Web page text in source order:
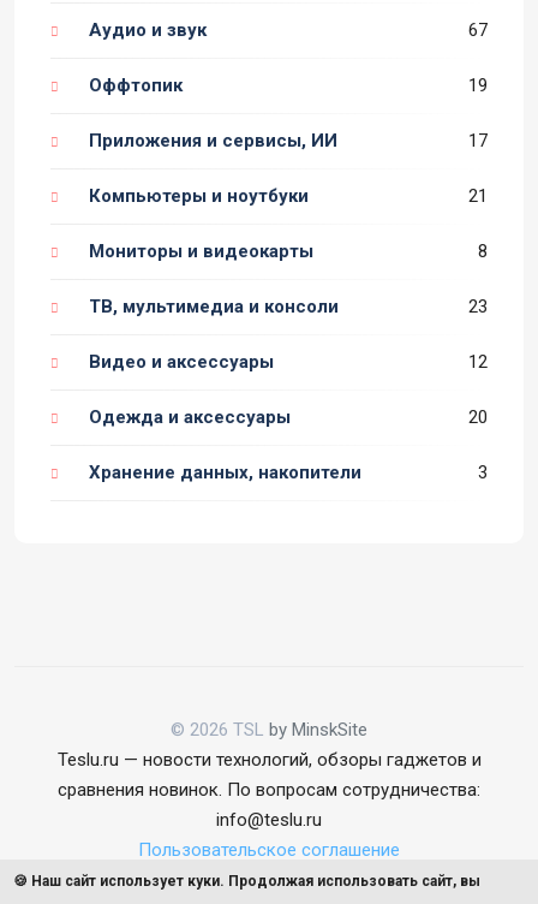
Аудио и звук 67
Оффтопик 19
Приложения и сервисы, ИИ 17
Компьютеры и ноутбуки 21
Мониторы и видеокарты 8
ТВ, мультимедиа и консоли 23
Видео и аксессуары 12
Одежда и аксессуары 20
Хранение данных, накопители 3
© 2026 TSL by MinskSite
Teslu.ru — новости технологий, обзоры гаджетов и
сравнения новинок. По вопросам сотрудничества:
info@teslu.ru
Пользовательское соглашение
🍪 Наш сайт использует куки. Продолжая использовать сайт, вы